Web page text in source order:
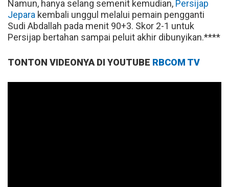
Namun, hanya selang semenit kemudian, Persijap
Jepara kembali unggul melalui pemain pengganti
Sudi Abdallah pada menit 90+3. Skor 2-1 untuk
Persijap bertahan sampai peluit akhir dibunyikan.****
TONTON VIDEONYA DI YOUTUBE RBCOM TV